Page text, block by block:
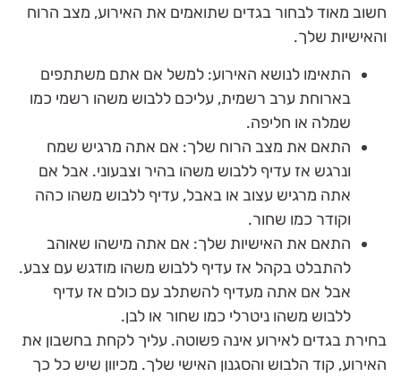
חשוב מאוד לבחור בגדים שתואמים את האירוע, מצב הרוח
והאישיות שלך.
התאימו לנושא האירוע: למשל אם אתם משתתפים
בארוחת ערב רשמית, עליכם ללבוש משהו רשמי כמו
שמלה או חליפה.
התאם את מצב הרוח שלך: אם אתה מרגיש שמח
ונרגש אז עדיף ללבוש משהו בהיר וצבעוני. אבל אם
אתה מרגיש עצוב או באבל, עדיף ללבוש משהו כהה
וקודר כמו שחור.
התאם את האישיות שלך: אם אתה מישהו שאוהב
להתבלט בקהל אז עדיף ללבוש משהו מודגש עם צבע.
אבל אם אתה מעדיף להשתלב עם כולם אז עדיף
ללבוש משהו ניטרלי כמו שחור או לבן.
בחירת בגדים לאירוע אינה פשוטה. עליך לקחת בחשבון את
האירוע, קוד הלבוש והסגנון האישי שלך. מכיוון שיש כל כך